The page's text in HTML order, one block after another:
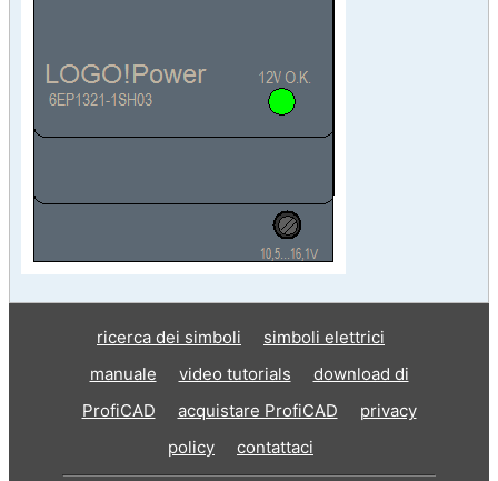
ricerca dei simboli
simboli elettrici
manuale
video tutorials
download di
ProfiCAD
acquistare ProfiCAD
privacy
policy
contattaci